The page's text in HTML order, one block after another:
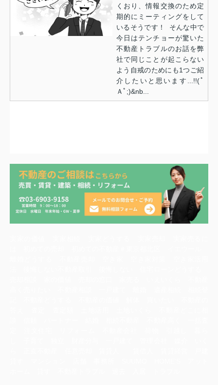
くおり、情報交換のため定
期的にミーティングをして
いるそうです！ そんな中で
今日はテンチョーが驚いた
不動産トラブルのお話を弊
社で同じことが起こらない
よう自戒のためにも1つご紹
介したいと思います...!!(ﾟ
Ａﾟ;)&nb...